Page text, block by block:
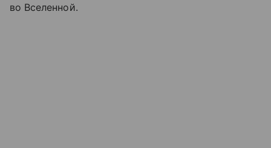
во Вселенной.